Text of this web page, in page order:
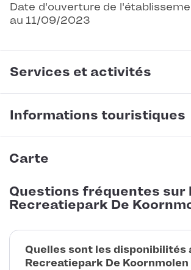
Date d'ouverture de
au 11/09/2023
Services et activités
Informations touristiques
Carte
Questions fréquentes sur
Recreatiepark De
Quelles sont les disponibilités
Recreatiepark De Koornmolen